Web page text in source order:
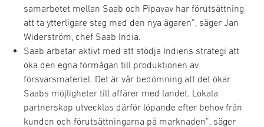
samarbetet mellan Saab och Pipavav har förutsättning
att ta ytterligare steg med den nya ägaren”, säger Jan
Widerström, chef Saab India.
Saab arbetar aktivt med att stödja Indiens strategi att
öka den egna förmågan till produktionen av
försvarsmateriel. Det är vår bedömning att det ökar
Saabs möjligheter till affärer med landet. Lokala
partnerskap utvecklas därför löpande efter behov från
kunden och förutsättningarna på marknaden”, säger